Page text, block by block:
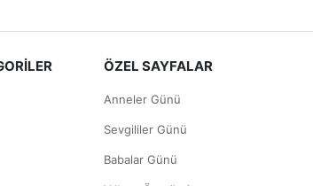
ÖZEL SAYFALAR
Anneler Günü
Sevgililer Günü
Babalar Günü